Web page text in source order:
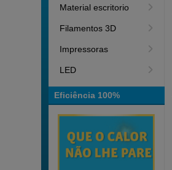
Material escritorio
Filamentos 3D
Impressoras
LED
Eficiência 100%